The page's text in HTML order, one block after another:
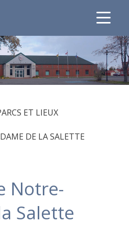
ET LIEUX
DE LA SALETTE
Notre-
Salette